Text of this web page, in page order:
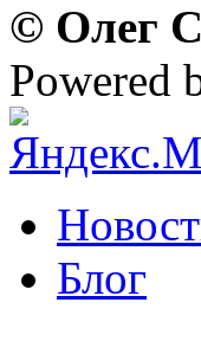
© Олег
Powered
Блог